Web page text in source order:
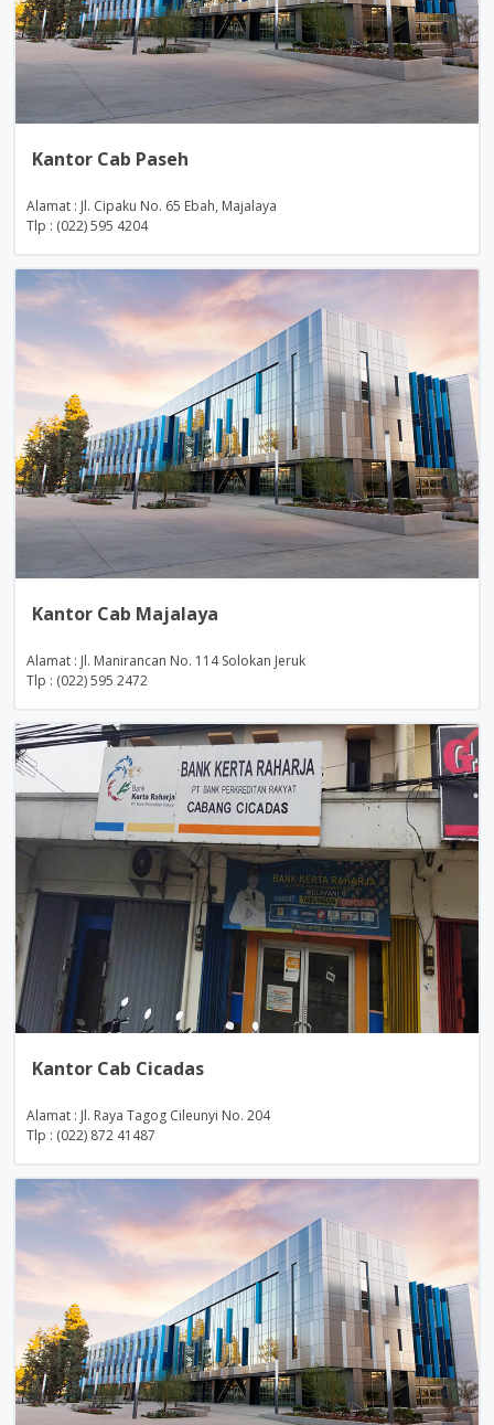
Kantor Cab Paseh
Alamat : Jl. Cipaku No. 65 Ebah, Majalaya
Tlp : (022) 595 4204
Kantor Cab Majalaya
Alamat : Jl. Manirancan No. 114 Solokan Jeruk
Tlp : (022) 595 2472
Kantor Cab Cicadas
Alamat : Jl. Raya Tagog Cileunyi No. 204
Tlp : (022) 872 41487